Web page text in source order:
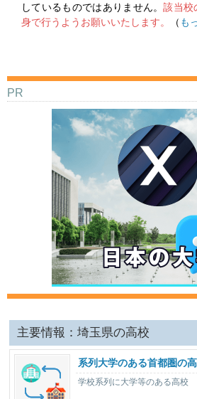
しているものではありません。該当校
身で行うようお願いいたします。
（ も
PR
主要情報：埼玉県の高校
系列大学のある首都圏の
学校系列に大学等のある高校